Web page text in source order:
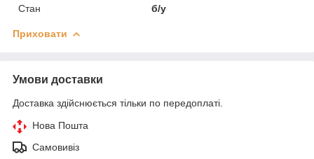
Стан
б/у
Приховати
Умови доставки
Доставка здійснюється тільки по передоплаті.
Нова Пошта
Самовивіз